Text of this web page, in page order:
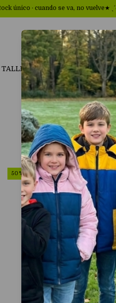
· cuando se va, no vuelve★ ˎˊ˗
TALLES GRANDES
50 %OFF